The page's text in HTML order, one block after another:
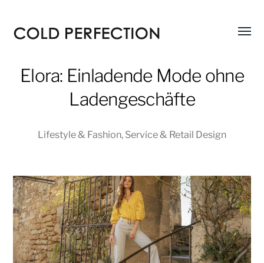
PERFECTION
Menü
Elora: Einladende Mode ohne
Ladengeschäfte
Lifestyle & Fashion, Service & Retail Design